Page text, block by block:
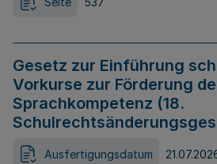
Gesetz zur Einführung
Vorkurse zur Förderung
Sprachkompetenz (18.
Ausfertigungsdatum